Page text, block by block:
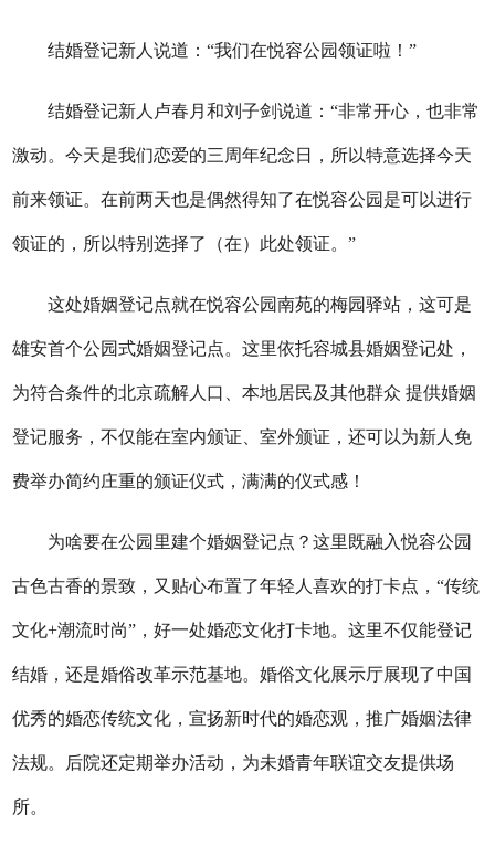
结婚登记新人说道：“我们在悦容公园领证啦！”
结婚登记新人卢春月和刘子剑说道：“非常开心，也非常
激动。今天是我们恋爱的三周年纪念日，所以特意选择今天
前来领证。在前两天也是偶然得知了在悦容公园是可以进行
领证的，所以特别选择了（在）此处领证。”
这处婚姻登记点就在悦容公园南苑的梅园驿站，这可是
雄安首个公园式婚姻登记点。这里依托容城县婚姻登记处，
为符合条件的北京疏解人口、本地居民及其他群众 提供婚姻
登记服务，不仅能在室内颁证、室外颁证，还可以为新人免
费举办简约庄重的颁证仪式，满满的仪式感！
为啥要在公园里建个婚姻登记点？这里既融入悦容公园
古色古香的景致，又贴心布置了年轻人喜欢的打卡点，“传统
文化+潮流时尚”，好一处婚恋文化打卡地。这里不仅能登记
结婚，还是婚俗改革示范基地。婚俗文化展示厅展现了中国
优秀的婚恋传统文化，宣扬新时代的婚恋观，推广婚姻法律
法规。后院还定期举办活动，为未婚青年联谊交友提供场
所。